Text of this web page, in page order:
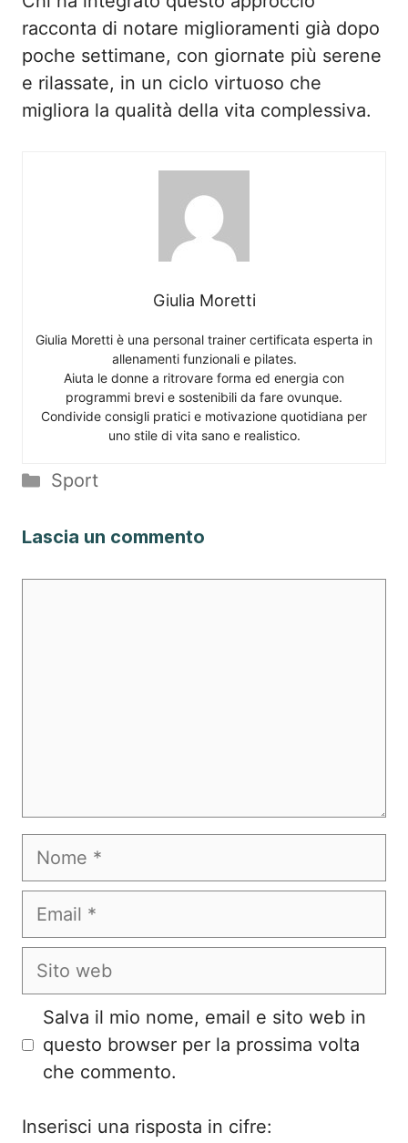
racconta di notare miglioramenti già dopo
poche settimane, con giornate più serene
e rilassate, in un ciclo virtuoso che
migliora la qualità della vita complessiva.
Giulia Moretti
Giulia Moretti è una personal trainer certificata esperta in
allenamenti funzionali e pilates.
Aiuta le donne a ritrovare forma ed energia con
programmi brevi e sostenibili da fare ovunque.
Condivide consigli pratici e motivazione quotidiana per
uno stile di vita sano e realistico.
Categorie
Sport
Lascia un commento
Nome
Email
Sito
Salva il mio nome, email e sito web in
questo browser per la prossima volta
che commento.
Inserisci una risposta in cifre: